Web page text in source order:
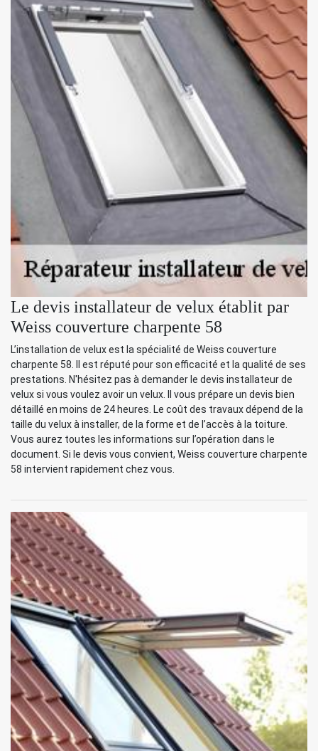
Le devis installateur de velux établit par
Weiss couverture charpente 58
L’installation de velux est la spécialité de Weiss couverture
charpente 58. Il est réputé pour son efficacité et la qualité de ses
prestations. N'hésitez pas à demander le devis installateur de
velux si vous voulez avoir un velux. Il vous prépare un devis bien
détaillé en moins de 24 heures. Le coût des travaux dépend de la
taille du velux à installer, de la forme et de l’accès à la toiture.
Vous aurez toutes les informations sur l’opération dans le
document. Si le devis vous convient, Weiss couverture charpente
58 intervient rapidement chez vous.